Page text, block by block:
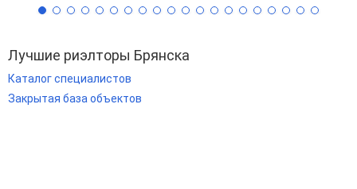
Лучшие риэлторы Брянска
Каталог специалистов
Закрытая база объектов